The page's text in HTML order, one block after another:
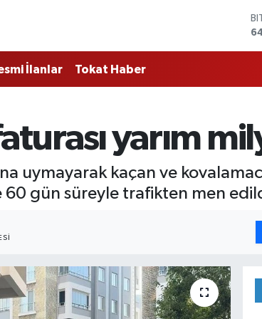
İlanlar Tokat Haber
yarım
uymayarak kaçan ve
60 gün süreyle trafikten men